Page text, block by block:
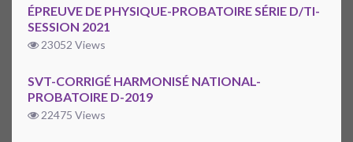
ÉPREUVE DE PHYSIQUE-PROBATOIRE SÉRIE D/TI-
SESSION 2021
23052 Views
SVT-CORRIGÉ HARMONISÉ NATIONAL-
PROBATOIRE D-2019
22475 Views